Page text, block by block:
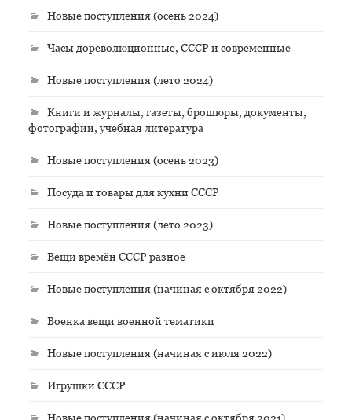
Новые поступления (осень 2024)
Часы дореволюционные, СССР и современные
Новые поступления (лето 2024)
Книги и журналы, газеты, брошюры, документы,
фотографии, учебная литература
Новые поступления (осень 2023)
Посуда и товары для кухни СССР
Новые поступления (лето 2023)
Вещи времён СССР разное
Новые поступления (начиная с октября 2022)
Военка вещи военной тематики
Новые поступления (начиная с июля 2022)
Игрушки СССР
Новые поступления (начиная с октября 2021)